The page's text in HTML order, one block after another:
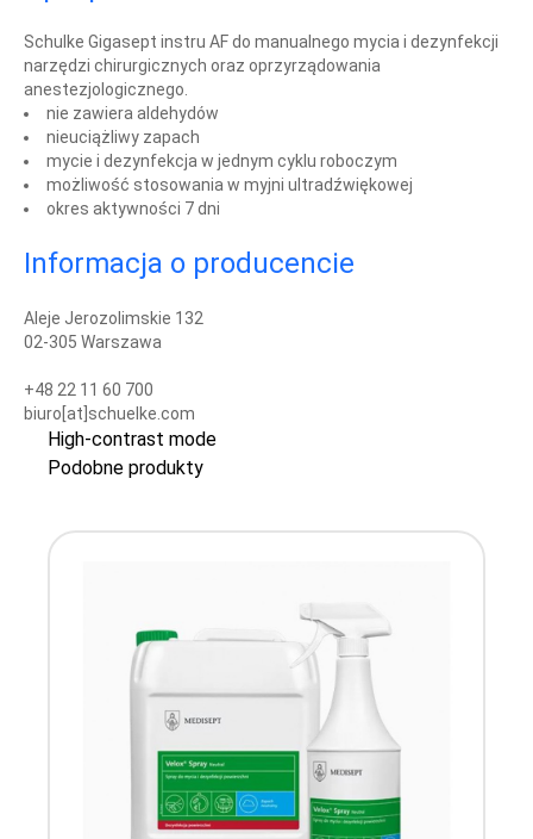
Schulke Gigasept instru AF do manualnego mycia i dezynfekcji
narzędzi chirurgicznych oraz oprzyrządowania
anestezjologicznego.
nie zawiera aldehydów
nieuciążliwy zapach
mycie i dezynfekcja w jednym cyklu roboczym
możliwość stosowania w myjni ultradźwiękowej
okres aktywności 7 dni
Informacja o producencie
Aleje Jerozolimskie 132
02-305 Warszawa
+48 22 11 60 700
biuro[at]schuelke.com
High-contrast mode
Podobne produkty